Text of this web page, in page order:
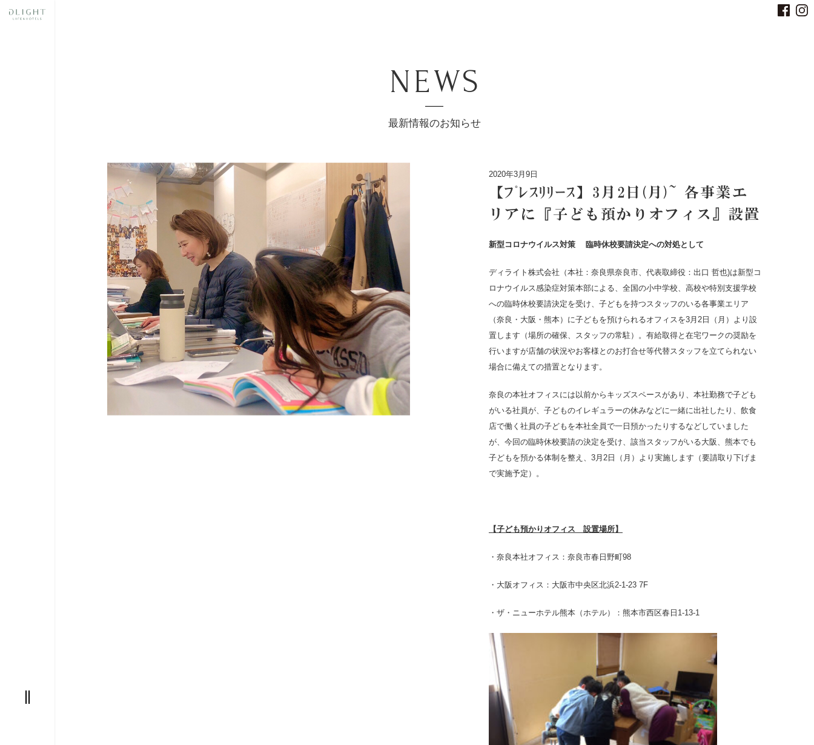
NEWS
最新情報のお知らせ
2020年3月9日
【ﾌﾟﾚｽﾘﾘｰｽ】3月2日(月)~ 各事業エ
リアに『子ども預かりオフィス』設置
新型コロナウイルス対策 臨時休校要請決定への対処として
ディライト株式会社（本社：奈良県奈良市、代表取締役：出口 哲也)は新型コ
ロナウイルス感染症対策本部による、全国の小中学校、高校や特別支援学校
への臨時休校要請決定を受け、子どもを持つスタッフのいる各事業エリア
（奈良・大阪・熊本）に子どもを預けられるオフィスを3月2日（月）より設
置します（場所の確保、スタッフの常駐）。有給取得と在宅ワークの奨励を
行いますが店舗の状況やお客様とのお打合せ等代替スタッフを立てられない
場合に備えての措置となります。
奈良の本社オフィスには以前からキッズスペースがあり、本社勤務で子ども
がいる社員が、子どものイレギュラーの休みなどに一緒に出社したり、飲食
店で働く社員の子どもを本社全員で一日預かったりするなどしていました
が、今回の臨時休校要請の決定を受け、該当スタッフがいる大阪、熊本でも
子どもを預かる体制を整え、3月2日（月）より実施します（要請取り下げま
で実施予定）。
【子ども預かりオフィス 設置場所】
・奈良本社オフィス：奈良市春日野町98
・大阪オフィス：大阪市中央区北浜2-1-23 7F
・ザ・ニューホテル熊本（ホテル）：熊本市西区春日1-13-1